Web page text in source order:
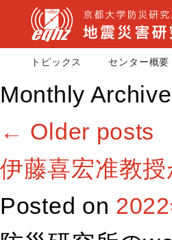
トピックス センター概要
Monthly
← Older posts
伊藤喜宏准教
Posted on